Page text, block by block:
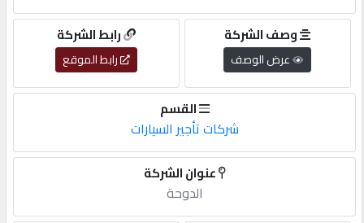
التسجيل
English
أضف
رابط الشركة
رابط الموقع
وصف الشركة
عرض الوصف
القسم
شركات تأجير السيارات
عنوان الشركة
الدوحة